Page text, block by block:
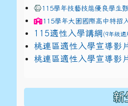
115學年技藝技能優良學生
115學年大園國際高中特招
115適性入學講綱 (9年級適
link to https://
桃連區適性入學宣導影
link to https://
桃連區適性入學宣導影
新